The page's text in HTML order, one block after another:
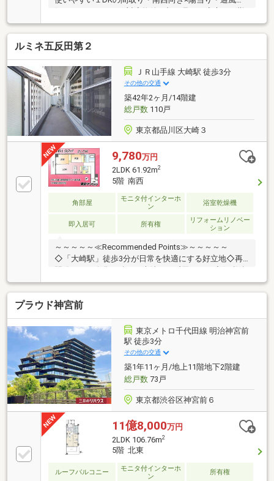
管理≪アクセス≫・丸ノ内線「西新宿」駅徒歩5分・
都営大江戸線「新宿西口」駅徒歩6分Amazonギフト券
5万円プレゼント】お問い合わせ物件にてご契約頂い
たお客様に進呈いたします※詳細はプレゼント情報を
ご確認下さい無料送迎でラクラク見学！気になる物件
をまとめてご案内します。お仕事帰りのご見学にも対
応しています。【ネット予約24時間受付中】お急ぎの
方は 03-5309-2041
ルミネ五反田第２
ＪＲ山手線 大崎駅 徒歩3分
その他の交通
築42年2ヶ月/14階建
総戸数110戸
東京都品川区大崎３
9,780万円
2LDK 61.92m2
5階 南西
角部屋
モニタ付インターホ
ン
浴室乾燥機
即入居可 所有権
リフォームリノベー
ション
～～～～～≪Recommended Points≫～～～～～
◇「大崎駅」徒歩3分が日常を快適にする好立地◇再
立金総額1億円超の確かな安心感です！◇開放的な角
部屋ならではの心地の良い風が吹く◇生活利便施設や
商業施設が身近に充実した環境◇長期修繕計画あり大
規模修繕完了済みの住まい～～～～～～～～～～～～
～～～～～～～～～～◆頭金0円から購入可!長期低金
利50年ローン!◆提携銀行多数、住宅ローンご相談くだ
さい!◆車でまとめてご案内!自宅まで送迎も可能!◆年
中無休!即日対応させていただきます!
プラウド神宮前
東京メトロ千代田線 明治神宮前
駅 徒歩3分
その他の交通
築1年11ヶ月/地上11階地下2階建
総戸数73戸
東京都渋谷区神宮前６
11億8,000万円
2LDK 106.76m2
5階 北東
ルーフバルコニー
モニタ付インターホ
ン
所有権